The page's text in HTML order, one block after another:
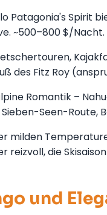
Patagonia's Spirit
~500–800 $/Nacht.
des Fitz Roy
Romantik –
Seen-Route,
milden
reizvoll, die
und